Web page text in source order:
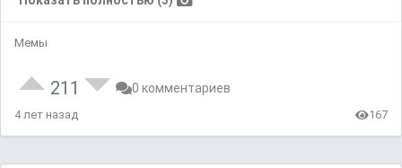
Мемы
211 0 комментариев
4 лет назад 167